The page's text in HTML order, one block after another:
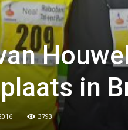
in
3793